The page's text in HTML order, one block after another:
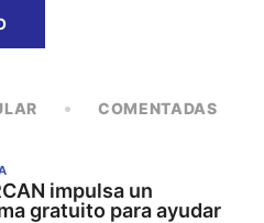
COMENTADAS
impulsa un
gratuito para ayudar